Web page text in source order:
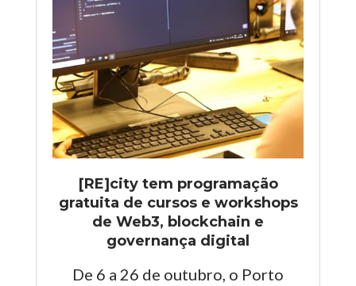
[RE]city tem programação
gratuita de cursos e workshops
de Web3, blockchain e
governança digital
De 6 a 26 de outubro, o Porto